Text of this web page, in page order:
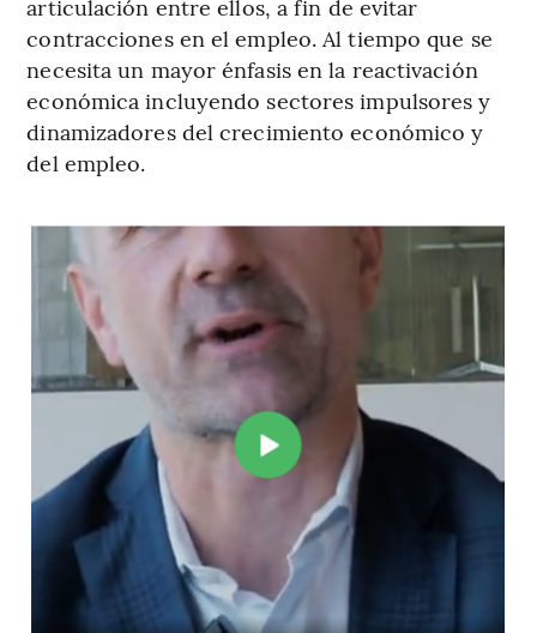
articulación entre ellos, a fin de evitar
contracciones en el empleo. Al tiempo que se
necesita un mayor énfasis en la reactivación
económica incluyendo sectores impulsores y
dinamizadores del crecimiento económico y
del empleo.